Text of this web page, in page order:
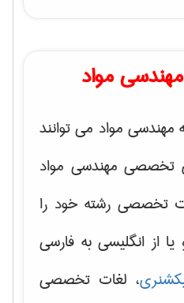
مواد
مواد می توانند
تخصصی مهندسی مواد
تخصصی رشته خود را
از انگلیسی به فارسی
، لغات تخصصی